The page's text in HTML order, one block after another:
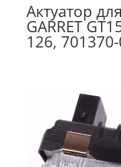
Актуатор
GARRET
126,